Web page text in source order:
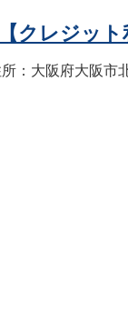
【クレジッ
：大阪府大阪市